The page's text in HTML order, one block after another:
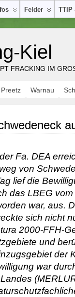
Felder TTIP
Kiel
FRACKING IM
Preetz Warnau
Fa. DEA
von
lief die
das LBEG
war, aus.
sich nicht
2000-FFH-
und
der
war